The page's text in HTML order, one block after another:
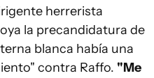
herrerista
la precandidatura de
blanca había una
contra Raffo. "Me